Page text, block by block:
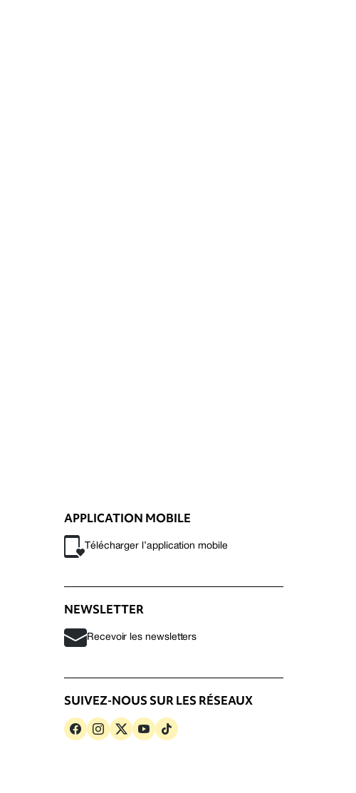
APPLICATION MOBILE
Télécharger l’application mobile
NEWSLETTER
Recevoir les newsletters
SUIVEZ-NOUS SUR LES RÉSEAUX